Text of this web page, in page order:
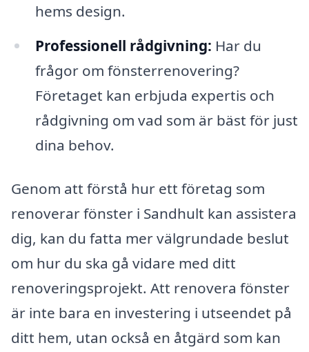
hems design.
Professionell rådgivning: Har du
frågor om fönsterrenovering?
Företaget kan erbjuda expertis och
rådgivning om vad som är bäst för just
dina behov.
Genom att förstå hur ett företag som
renoverar fönster i Sandhult kan assistera
dig, kan du fatta mer välgrundade beslut
om hur du ska gå vidare med ditt
renoveringsprojekt. Att renovera fönster
är inte bara en investering i utseendet på
ditt hem, utan också en åtgärd som kan